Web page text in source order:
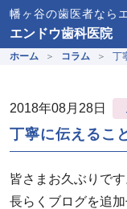
幡ヶ谷の歯医者なら
エンドウ歯科医院
ホーム コラム 丁
2018年08月28日
丁寧に伝えるこ
皆さまお久ぶりです
長らくブログを追